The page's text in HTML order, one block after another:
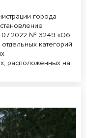
города
№ 3249 «Об
категорий
расположенных на